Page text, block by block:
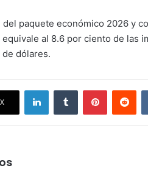
paquete económico 2026 y
al 8.6 por ciento de las
dólares.
X
LinkedInTumblr Pinterest